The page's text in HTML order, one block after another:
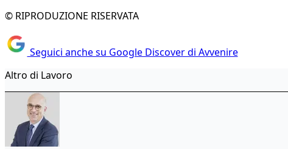
© RIPRODUZIONE RISERVATA
Seguici anche su Google Discover di Avvenire
Altro di Lavoro